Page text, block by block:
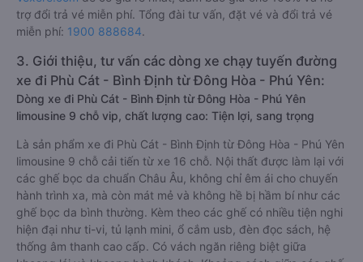
trợ đổi trả vé miễn phí. Tổng đài tư vấn, đặt vé và đổi trả vé
miễn phí: 1900 888684.
3. Giới thiệu, tư vấn các dòng xe chạy tuyến đường
xe đi Phù Cát - Bình Định từ Đông Hòa - Phú Yên:
Dòng xe đi Phù Cát - Bình Định từ Đông Hòa - Phú Yên
limousine 9 chỗ vip, chất lượng cao: Tiện lợi, sang trọng
Là sản phẩm xe đi Phù Cát - Bình Định từ Đông Hòa - Phú Yên
limousine 9 chỗ cải tiến từ xe 16 chỗ. Nội thất được làm lại với
các ghế bọc da chuẩn Châu Âu, không chỉ êm ái cho chuyến
hành trình xa, mà còn mát mẻ và không hề bị hầm bí như các
ghế bọc da bình thường. Kèm theo các ghế có nhiều tiện nghi
hiện đại như ti-vi, tủ lạnh mini, ổ cắm usb, đèn đọc sách, hệ
thống âm thanh cao cấp. Có vách ngăn riêng biệt giữa